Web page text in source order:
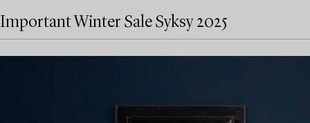
Important Winter Sale Syksy 2025